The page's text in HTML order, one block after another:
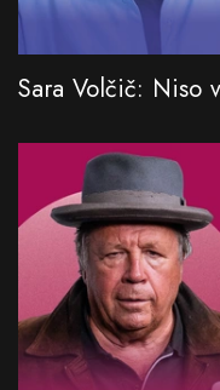
Sara Volčič: Niso